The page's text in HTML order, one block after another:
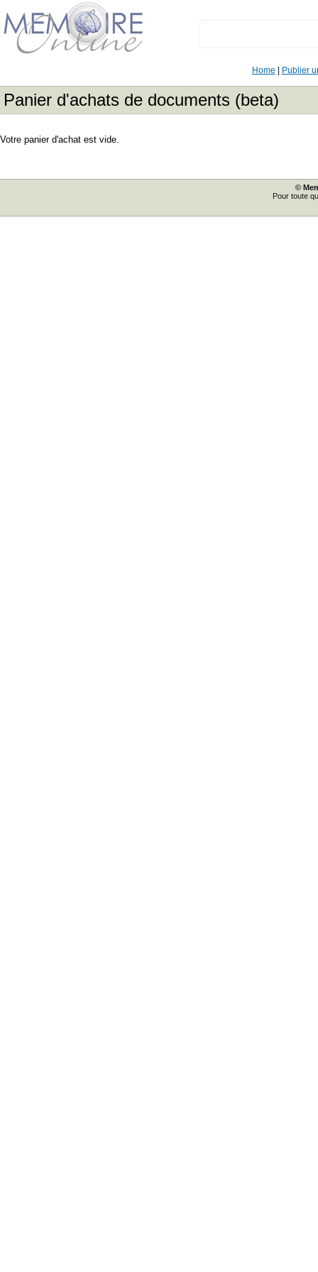
Home Publier
Panier d'achats de documents (beta)
Votre panier d'achat est vide.
©
Pour toute